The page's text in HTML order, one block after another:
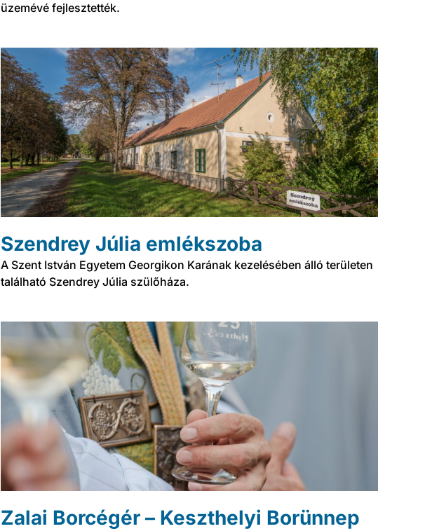
üzemévé fejlesztették.
Szendrey Júlia emlékszoba
A Szent István Egyetem Georgikon Karának kezelésében álló területen
található Szendrey Júlia szülőháza.
Zalai Borcégér – Keszthelyi Borünnep